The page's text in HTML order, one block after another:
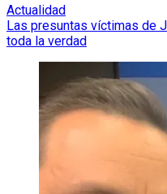
Actualidad
Las presuntas víctimas de
toda la verdad